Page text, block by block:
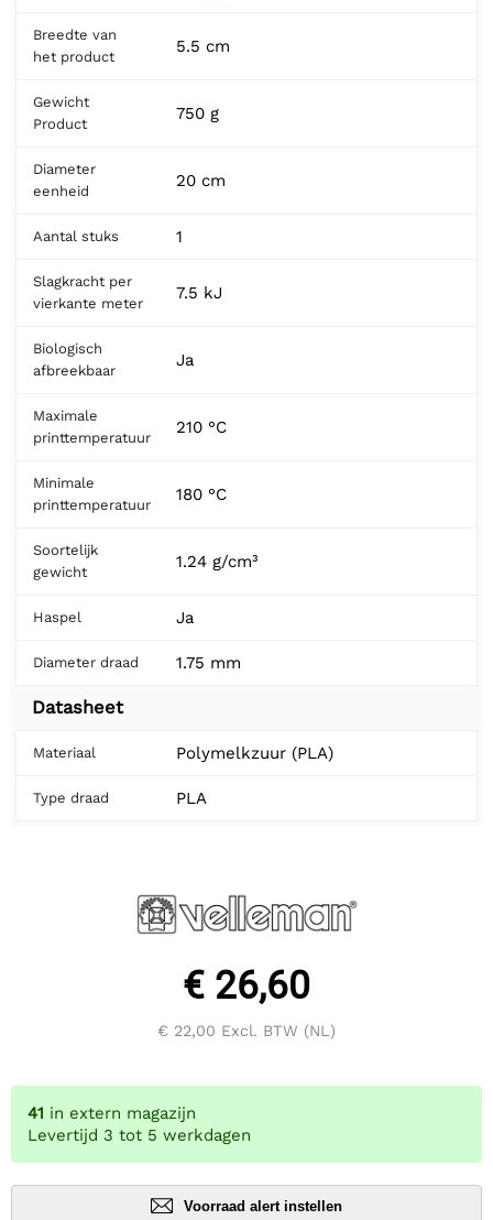
Breedte van
het product
5.5 cm
Gewicht
Product
750 g
Diameter
eenheid
20 cm
Aantal stuks 1
Slagkracht per
vierkante meter
7.5 kJ
Biologisch
afbreekbaar
Ja
Maximale
printtemperatuur
210 °C
Minimale
printtemperatuur
180 °C
Soortelijk
gewicht
1.24 g/cm³
Haspel Ja
Diameter draad 1.75 mm
Datasheet
Materiaal Polymelkzuur (PLA)
Type draad PLA
€ 26,60
€ 22,00 Excl. BTW (NL)
41 in extern magazijn
Levertijd 3 tot 5 werkdagen
Voorraad alert instellen